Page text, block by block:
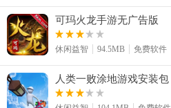
可玛火龙手游无广告版
休闲益智 94.5MB 免费软件
人类一败涂地游戏安装包